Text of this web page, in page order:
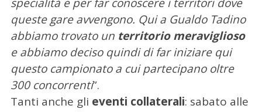
queste gare avvengono. Qui a Gualdo Tadino
abbiamo trovato un territorio meraviglioso
e abbiamo deciso quindi di far iniziare qui
questo campionato a cui partecipano oltre
300 concorrenti”.
Tanti anche gli eventi collaterali: sabato alle
r
: